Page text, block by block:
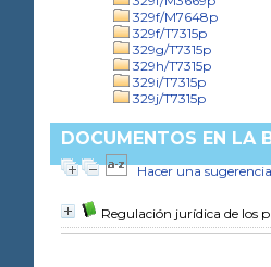
329f/M7648p
329f/T7315p
329g/T7315p
329h/T7315p
329i/T7315p
329j/T7315p
DOCUMENTOS EN LA
Hacer una sugerencia
Regulación jurídica de los